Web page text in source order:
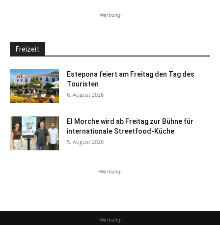
-Werbung-
Freizeit
Estepona feiert am Freitag den Tag des
Touristen
6. August 2026
El Morche wird ab Freitag zur Bühne für
internationale Streetfood-Küche
5. August 2026
-Werbung-
-Werbung-